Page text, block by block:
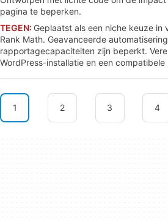
pagina te beperken.
TEGEN: Geplaatst als een niche keuze in
Rank Math. Geavanceerde
rapportagecapaciteiten zijn beperkt.
WordPress-installatie en een compatibele
1 2 3 4